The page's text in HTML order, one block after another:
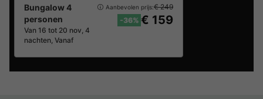
Bungalow 4
personen
Van 16 tot 20 nov, 4
nachten, Vanaf
Aanbevolen prijs:€ 249
-36% € 159